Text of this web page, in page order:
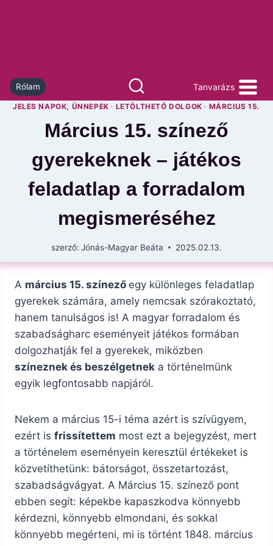
Rólam Tanvarázs
JELES NAPOK, ÜNNEPEK · LETÖLTHETŐ DOLGOK · MÁRCIUS 15.
Március 15. színező
gyerekeknek – játékos
feladatlap a forradalom
megismeréséhez
szerző: Jónás-Magyar Beáta 2025.02.13.
A március 15. színező egy különleges feladatlap
gyerekek számára, amely nemcsak szórakoztató,
hanem tanulságos is! A magyar forradalom és
szabadságharc eseményeit játékos formában
dolgozhatják fel a gyerekek, miközben
színeznek és beszélgetnek a történelmünk
egyik legfontosabb napjáról.
Nekem a március 15-i téma azért is szívügyem,
ezért is frissítettem most ezt a bejegyzést, mert
a történelem eseményein keresztül értékeket is
közvetíthetünk: bátorságot, összetartozást,
szabadságvágyat. A Március 15. színező pont
ebben segít: képekbe kapaszkodva könnyebb
kérdezni, könnyebb elmondani, és sokkal
könnyebb megérteni, mi is történt 1848. március